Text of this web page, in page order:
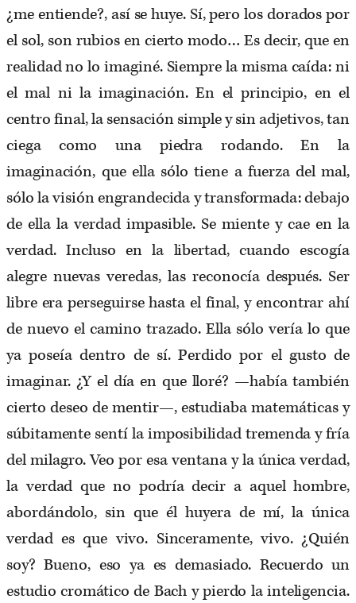
¿me entiende?, así se huye. Sí, pero los dorados por
el sol, son rubios en cierto modo… Es decir, que en
realidad no lo imaginé. Siempre la misma caída: ni
el mal ni la imaginación. En el principio, en el
centro final, la sensación simple y sin adjetivos, tan
ciega como una piedra rodando. En la
imaginación, que ella sólo tiene a fuerza del mal,
sólo la visión engrandecida y transformada: debajo
de ella la verdad impasible. Se miente y cae en la
verdad. Incluso en la libertad, cuando escogía
alegre nuevas veredas, las reconocía después. Ser
libre era perseguirse hasta el final, y encontrar ahí
de nuevo el camino trazado. Ella sólo vería lo que
ya poseía dentro de sí. Perdido por el gusto de
imaginar. ¿Y el día en que lloré? —había también
cierto deseo de mentir—, estudiaba matemáticas y
súbitamente sentí la imposibilidad tremenda y fría
del milagro. Veo por esa ventana y la única verdad,
la verdad que no podría decir a aquel hombre,
abordándolo, sin que él huyera de mí, la única
verdad es que vivo. Sinceramente, vivo. ¿Quién
soy? Bueno, eso ya es demasiado. Recuerdo un
estudio cromático de Bach y pierdo la inteligencia.